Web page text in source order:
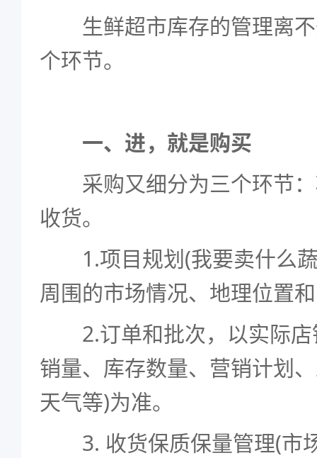
生鲜超市库存的管理离不
个环节。
一、进，就是购买
采购又细分为三个环节：
收货。
1.项目规划(我要卖什么蔬
周围的市场情况、地理位置
2.订单和批次，以实际店
销量、库存数量、营销计划
天气等)为准。
3. 收货保质保量管理(市